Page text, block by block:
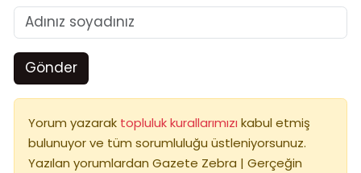
Gönder
Yorum yazarak topluluk kurallarımızı kabul etmiş
bulunuyor ve tüm sorumluluğu üstleniyorsunuz.
Yazılan yorumlardan Gazete Zebra | Gerçeğin